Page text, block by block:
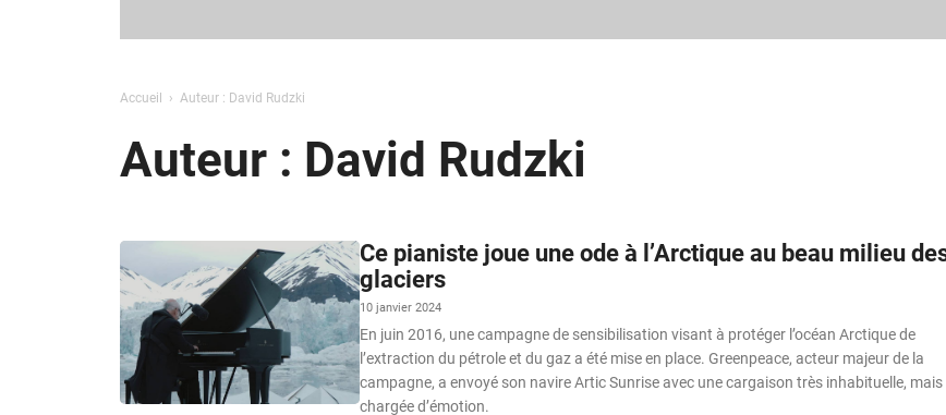
Accueil Auteur : David Rudzki
Auteur : David Rudzki
Ce pianiste joue une ode à l’Arctique au beau milieu
glaciers
10 janvier 2024
En juin 2016, une campagne de sensibilisation visant à protéger l’océan Arctique de
l’extraction du pétrole et du gaz a été mise en place. Greenpeace, acteur majeur de la
campagne, a envoyé son navire Artic Sunrise avec une cargaison très inhabituelle, mais
chargée d’émotion.